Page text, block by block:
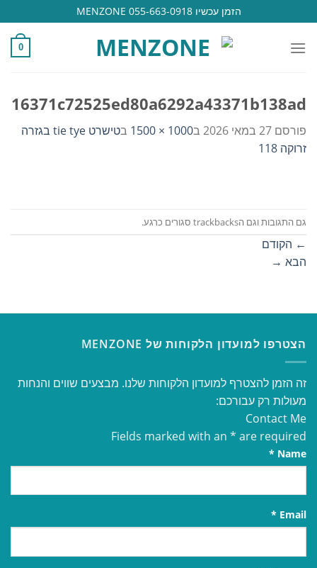
to
content
הזמן עכשיו 055-663-0918 MENZONE
0
16371c72525ed80a6292a43371b138ad
פורסם 27 במאי 2026 ב1000 × 1500 ב
טישרט tie tye בגזרה
זרוקה 118
גם התגובות וגם הtrackbacks סגורים כרגע.
← הקודם
הבא →
הצטרפו למועדון הלקוחות של MENZONE
זה הזמן להצטרף למועדון הלקוחות שלנו. מבצעים שווים והנחות
מעולות רק עבורכם:
Contact Me
Fields marked with an * are required
Name
*
Email
*